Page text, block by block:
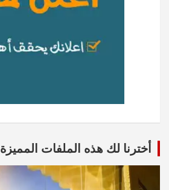
أخترنا لك هذه الملفات المميزة